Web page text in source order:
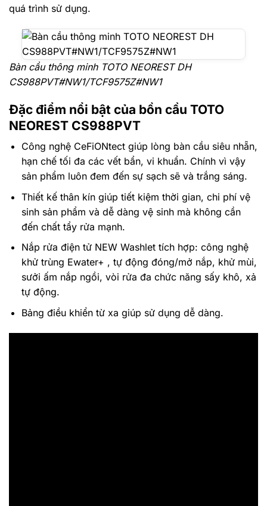
quá trình sử dụng.
Bàn cầu thông minh TOTO NEOREST DH
CS988PVT#NW1/TCF9575Z#NW1
Đặc điểm nổi bật của bồn cầu TOTO
NEOREST CS988PVT
Công nghệ CeFiONtect giúp lòng bàn cầu siêu nhẵn,
hạn chế tối đa các vết bẩn, vi khuẩn. Chính vì vậy
sản phẩm luôn đem đến sự sạch sẽ và trắng sáng.
Thiết kế thân kín giúp tiết kiệm thời gian, chi phí vệ
sinh sản phẩm và dễ dàng vệ sinh mà không cần
đến chất tẩy rửa mạnh.
Nắp rửa điện tử NEW Washlet tích hợp: công nghệ
khử trùng Ewater+ , tự động đóng/mở nắp, khử mùi,
sưởi ấm nắp ngồi, vòi rửa đa chức năng sấy khô, xả
tự động.
Bảng điều khiển từ xa giúp sử dụng dễ dàng.